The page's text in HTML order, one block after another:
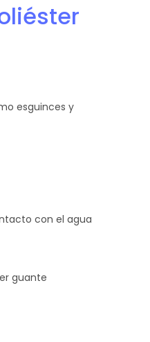
esguinces y
con el agua
guante